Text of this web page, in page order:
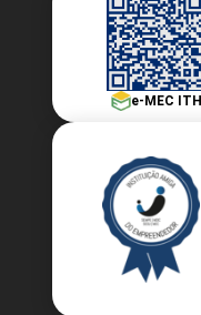
e-MEC ITH